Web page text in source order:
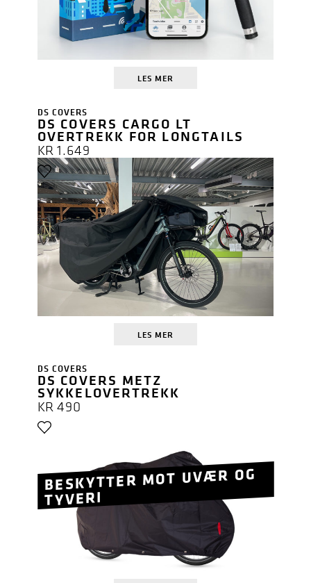
LES MER
DS COVERS
DS COVERS CARGO LT
OVERTREKK FOR LONGTAILS
KR1.649
LES MER
BESKYTTER MOT UVÆR OG
TYVERI
DS COVERS
DS COVERS METZ
SYKKELOVERTREKK
KR 490